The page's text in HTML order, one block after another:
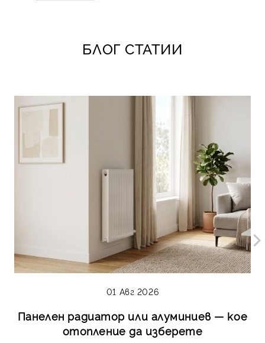
БЛОГ СТАТИИ
Панелен радиатор или алуминиев — кое
отопление да изберете
01 Авг 2026